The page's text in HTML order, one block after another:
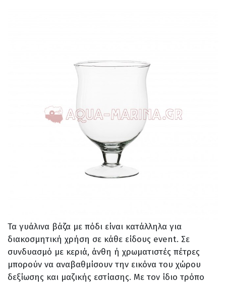
Τα γυάλινα βάζα με πόδι είναι κατάλληλα για
διακοσμητική χρήση σε κάθε είδους event. Σε
συνδυασμό με κεριά, άνθη ή χρωματιστές πέτρες
μπορούν να αναβαθμίσουν την εικόνα του χώρου
δεξίωσης και μαζικής εστίασης. Με τον ίδιο τρόπο